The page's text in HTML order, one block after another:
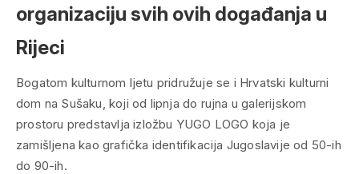
organizaciju svih ovih događanja u
Rijeci
Bogatom kulturnom ljetu pridružuje se i Hrvatski kulturni
dom na Sušaku, koji od lipnja do rujna u galerijskom
prostoru predstavlja izložbu YUGO LOGO koja je
zamišljena kao grafička identifikacija Jugoslavije od 50-ih
do 90-ih.